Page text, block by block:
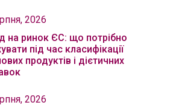
2026
на ринок ЄС: що потрібно
під час класифікації
продуктів і дієтичних
2026